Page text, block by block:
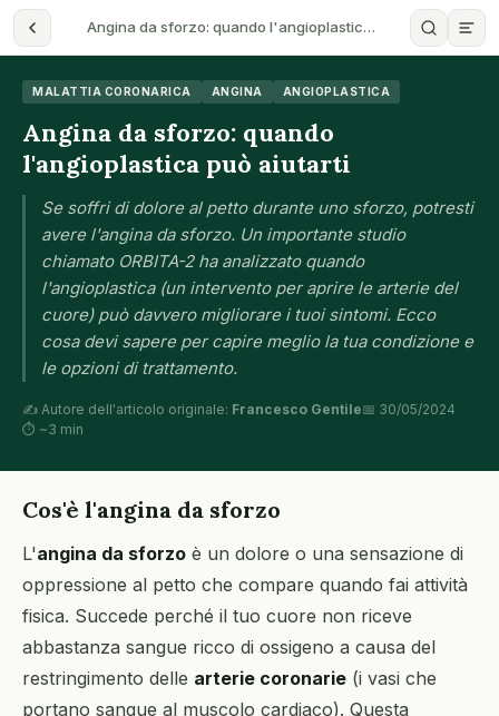
Angina da sforzo: quando l'angioplastic…
MALATTIA CORONARICA ANGINA ANGIOPLASTICA
Angina da sforzo: quando
l'angioplastica può aiutarti
Se soffri di dolore al petto durante uno sforzo, potresti
avere l'angina da sforzo. Un importante studio
chiamato ORBITA-2 ha analizzato quando
l'angioplastica (un intervento per aprire le arterie del
cuore) può davvero migliorare i tuoi sintomi. Ecco
cosa devi sapere per capire meglio la tua condizione e
le opzioni di trattamento.
✍️ Autore dell'articolo originale: Francesco Gentile📅 30/05/2024
⏱ ~3 min
Cos'è l'angina da sforzo
L'angina da sforzo è un dolore o una sensazione di
oppressione al petto che compare quando fai attività
fisica. Succede perché il tuo cuore non riceve
abbastanza sangue ricco di ossigeno a causa del
restringimento delle arterie coronarie (i vasi che
portano sangue al muscolo cardiaco). Questa